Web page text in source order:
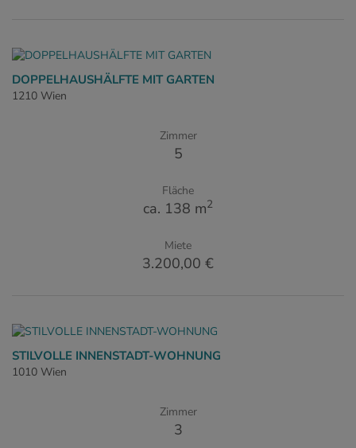
DOPPELHAUSHÄLFTE MIT GARTEN
1210 Wien
Zimmer
5
Fläche
ca. 138 m2
Miete
3.200,00 €
STILVOLLE INNENSTADT-WOHNUNG
1010 Wien
Zimmer
3